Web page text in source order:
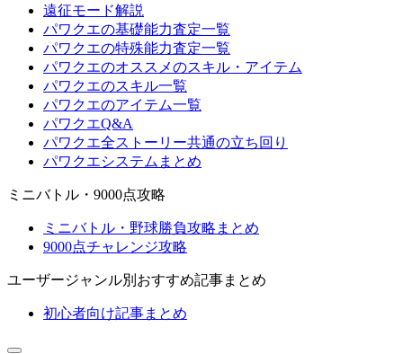
遠征モード解説
パワクエの基礎能力査定一覧
パワクエの特殊能力査定一覧
パワクエのオススメのスキル・アイテム
パワクエのスキル一覧
パワクエのアイテム一覧
パワクエQ&A
パワクエ全ストーリー共通の立ち回り
パワクエシステムまとめ
ミニバトル・9000点攻略
ミニバトル・野球勝負攻略まとめ
9000点チャレンジ攻略
ユーザージャンル別おすすめ記事まとめ
初心者向け記事まとめ